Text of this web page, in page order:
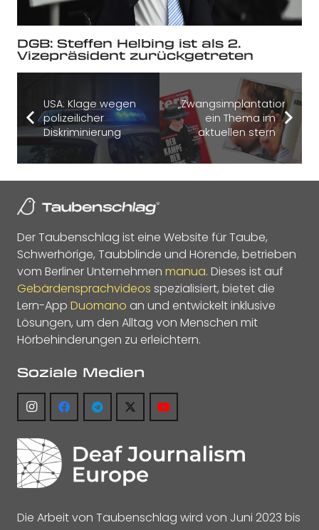
DGB: Steffen Helbing ist als 2.
Vizepräsident zurückgetreten
USA: Klage wegen
polizeilicher
Diskriminierung
„Zwangsimplantation“
ein Thema im
aktuellen stern
Der Taubenschlag ist eine Website für Taube,
Schwerhörige, Taubblinde und Hörende, betrieben
vom Berliner Unternehmen manua. Dieses ist auf
Gebärdensprachvideos spezialisiert, bietet die
Lern-App Duomano an und entwickelt inklusive
Lösungen, um den Alltag von Menschen mit
Hörbehinderungen zu erleichtern.
Soziale Medien
Die Arbeit von Taubenschlag wird von Juni 2023 bis